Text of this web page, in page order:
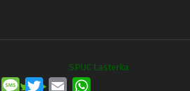
SPUC Lasterka
FacebookMessageTwitter Email